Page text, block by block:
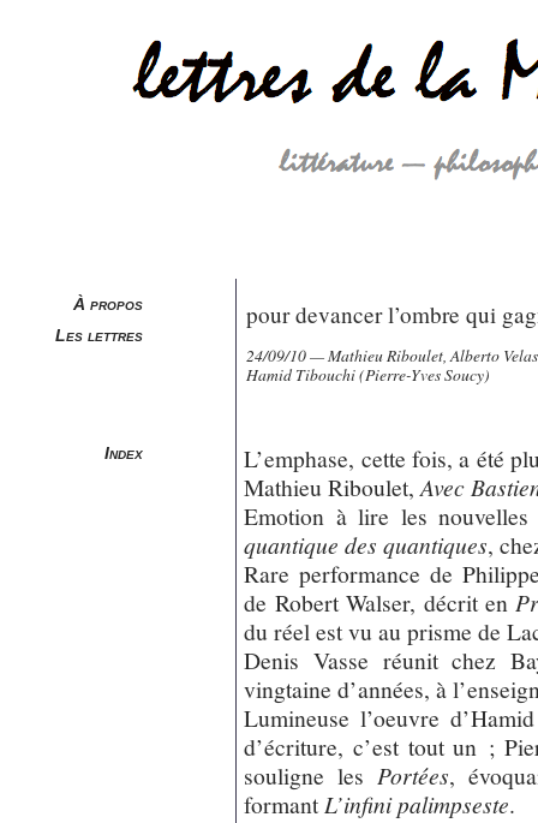
À propos
Les lettres
Index
pour devancer l’ombre qui
24/09/10 — Mathieu Riboulet, Alberto
Hamid Tibouchi (Pierre-Yves Soucy)
L’emphase, cette fois, a été
Mathieu Riboulet,Avec
Emotion à lire les nouvelles
quantique des quantiques,
Rare performance de
de Robert Walser, décrit en
du réel est vu au prisme de
Denis Vasse réunit chez
vingtaine d’années, à
Lumineuse l’oeuvre
d’écriture, c’est tout un ;
souligne les Portées,
formantL’infini palimpseste.